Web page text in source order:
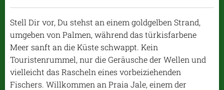
Stell Dir vor, Du stehst an einem goldgelben Strand,
umgeben von Palmen, während das türkisfarbene
Meer sanft an die Küste schwappt. Kein
Touristenrummel, nur die Geräusche der Wellen und
vielleicht das Rascheln eines vorbeiziehenden
Fischers. Willkommen an Praia Jale, einem der